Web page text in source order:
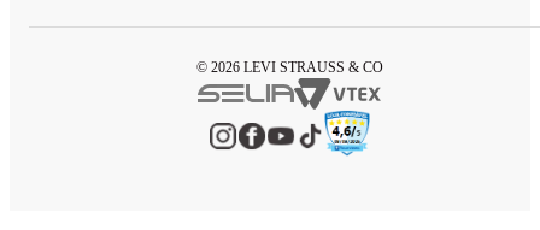
© 2026 LEVI STRAUSS & CO